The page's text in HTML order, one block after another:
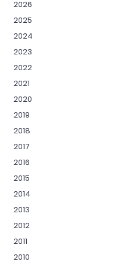
2026
2025
2024
2023
2022
2021
2020
2019
2018
2017
2016
2015
2014
2013
2012
2011
2010